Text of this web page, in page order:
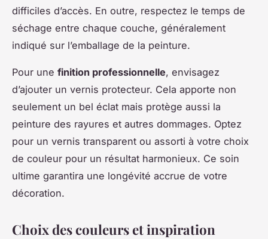
difficiles d’accès. En outre, respectez le temps de
séchage entre chaque couche, généralement
indiqué sur l’emballage de la peinture.
Pour une finition professionnelle, envisagez
d’ajouter un vernis protecteur. Cela apporte non
seulement un bel éclat mais protège aussi la
peinture des rayures et autres dommages. Optez
pour un vernis transparent ou assorti à votre choix
de couleur pour un résultat harmonieux. Ce soin
ultime garantira une longévité accrue de votre
décoration.
Choix des couleurs et inspiration